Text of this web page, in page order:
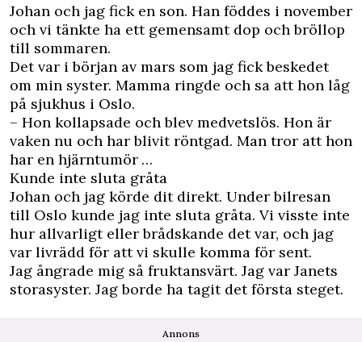
Johan och jag fick en son. Han föddes i november
och vi tänkte ha ett gemensamt dop och bröllop
till sommaren.
Det var i början av mars som jag fick beskedet
om min syster. Mamma ringde och sa att hon låg
på sjukhus i Oslo.
– Hon kollapsade och blev medvetslös. Hon är
vaken nu och har blivit röntgad. Man tror att hon
har en hjärntumör …
Kunde inte sluta gråta
Johan och jag körde dit direkt. Under bilresan
till Oslo kunde jag inte sluta gråta. Vi visste inte
hur allvarligt eller brådskande det var, och jag
var livrädd för att vi skulle komma för sent.
Jag ångrade mig så fruktansvärt. Jag var Janets
storasyster. Jag borde ha tagit det första steget.
Annons